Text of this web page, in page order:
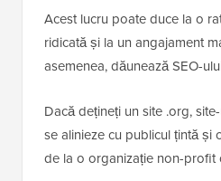
Acest lucru poate duce la o
ridicată și la un angajament
asemenea, dăunează SEO-
Dacă dețineți un site .org,
se alinieze cu publicul țintă și
de la o organizație non-profit